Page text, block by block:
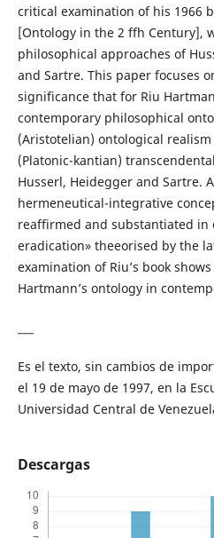
critical examination of his 1966
[Ontology in the 2 ffh Century],
philosophical approaches of
and Sartre. This paper focuses
significance that for Riu
contemporary philosophical
(Aristotelian) ontological
(Platonic-kantian)
Husserl, Heidegger and Sartre.
hermeneutical-integrative
reaffirmed and substantiated in
eradication» theeorised by the
examination of Riu’s book
Hartmann’s ontology in
Es el texto, sin cambios de
el 19 de mayo de 1997, en la
Universidad Central de
Descargas